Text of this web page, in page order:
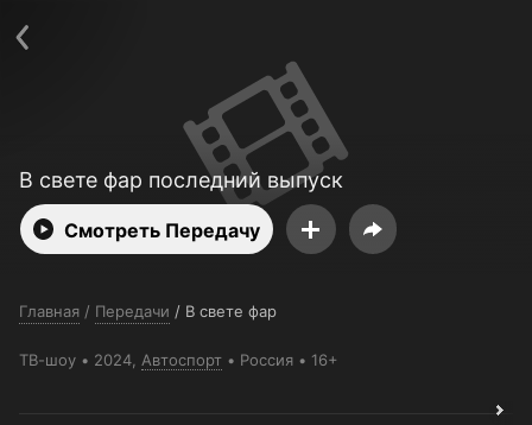
В свете фар последний выпуск
Смотреть Передачу
Главная / Передачи / В свете фар
ТВ-шоу 2024, Автоспорт Россия 16+
Пользовательское соглашение
Политика конфиденциальности
Для партнёров
Открыть приложение
Ввести промокод
Бесплатные каналы